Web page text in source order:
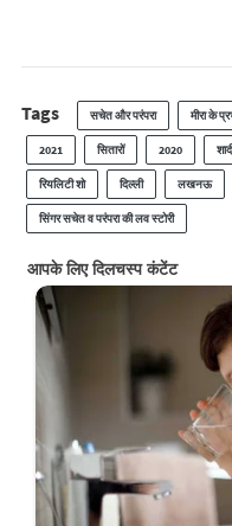
Tags सचेत और परंपरा मीरा के
2021 सितारों 2020
रियलिटी शो दिल्ली लखनऊ
सिंगर सचेत व परंपरा की लव स्टोरी